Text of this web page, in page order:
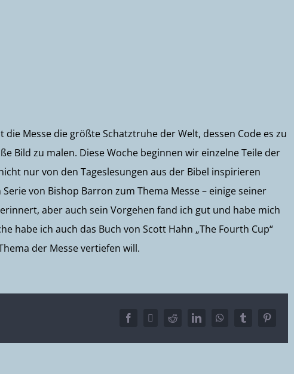
die Messe die größte Schatztruhe der Welt, dessen Code es zu
Bild zu malen. Diese Woche beginnen wir einzelne Teile der
nur von den Tageslesungen aus der Bibel inspirieren
von Bishop Barron zum Thema Messe – einige seiner
aber auch sein Vorgehen fand ich gut und habe mich
habe ich auch das Buch von Scott Hahn „The Fourth Cup“
der Messe vertiefen will.
Facebook
X RedditLinkedInWhatsAppTumblrPinterest